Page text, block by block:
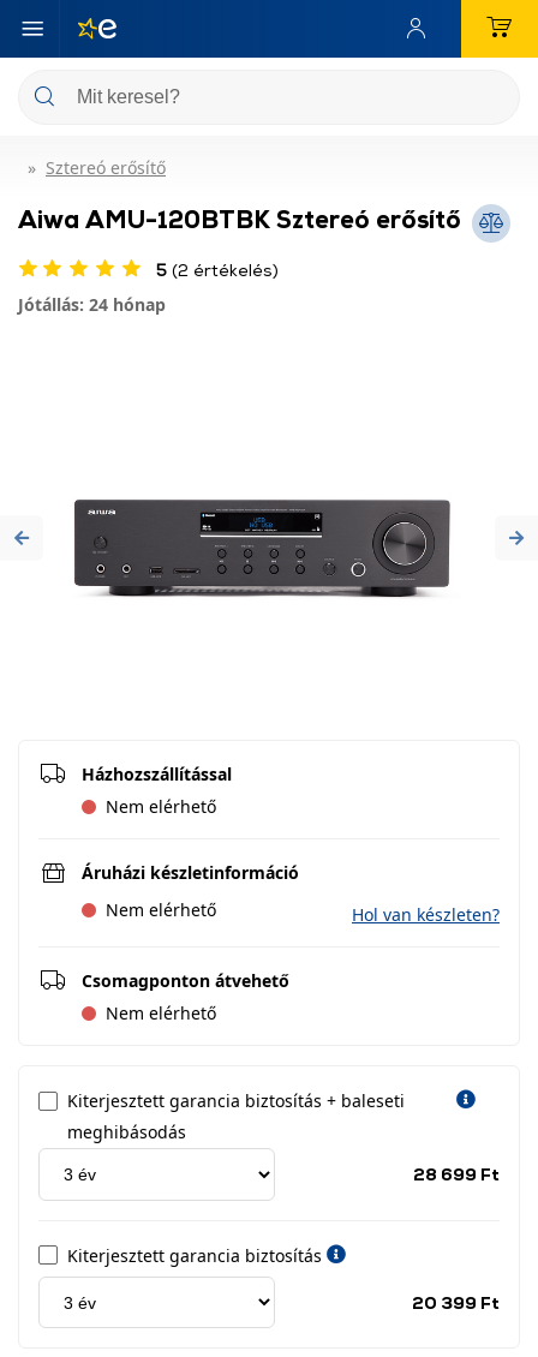
Sztereó erősítő
Aiwa AMU-120BTBK Sztereó erősítő
5 (2 értékelés)
Jótállás: 24 hónap
Previous
Házhozszállítással
Nem elérhető
Áruházi készletinformáció
Nem elérhető
Hol van készleten?
Csomagponton átvehető
Nem elérhető
Kiterjesztett garancia biztosítás + baleseti
meghibásodás
28 699 Ft
Kiterjesztett garancia biztosítás
20 399 Ft